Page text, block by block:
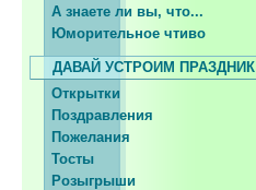
А знаете ли вы, что...
Юморительное чтиво
ДАВАЙ УСТРОИМ ПРАЗДНИК
Открытки
Поздравления
Пожелания
Тосты
Розыгрыши